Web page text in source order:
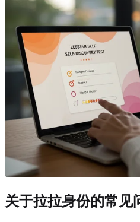
关于拉拉身份的常见